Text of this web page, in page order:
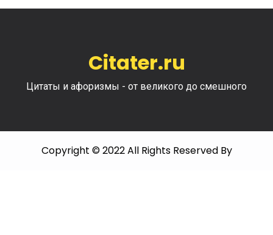
Citater.ru
Цитаты и афоризмы - от великого до смешного
Copyright © 2022 All Rights Reserved By